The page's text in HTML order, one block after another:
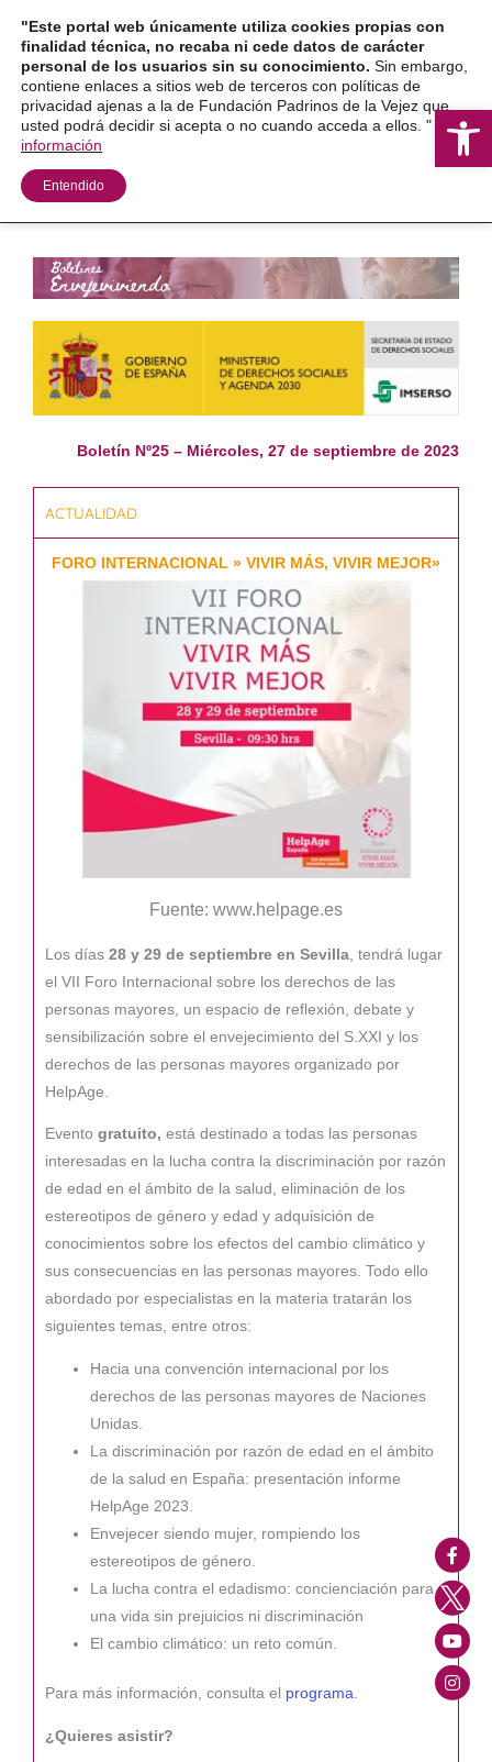
contenido
Boletín Nº25 – Miércoles, 27 de septiembre de 2023
ACTUALIDAD
FORO INTERNACIONAL » VIVIR MÁS, VIVIR MEJOR»
Fuente: www.helpage.es
Los días 28 y 29 de septiembre en Sevilla , tendrá lugar
el VII Foro Internacional sobre los derechos de las
personas mayores, un espacio de reflexión, debate y
sensibilización sobre el envejecimiento del S.XXI y los
derechos de las personas mayores organizado por
HelpAge.
Evento gratuito, está destinado a todas las personas
interesadas en la lucha contra la discriminación por razón
de edad en el ámbito de la salud, eliminación de los
estereotipos de género y edad y adquisición de
conocimientos sobre los efectos del cambio climático y
sus consecuencias en las personas mayores. Todo ello
abordado por especialistas en la materia tratarán los
siguientes temas, entre otros:
Hacia una convención internacional por los
derechos de las personas mayores de Naciones
Unidas.
La discriminación por razón de edad en el ámbito
de la salud en España: presentación informe
HelpAge 2023.
Envejecer siendo mujer, rompiendo los
estereotipos de género.
La lucha contra el edadismo: concienciación para
una vida sin prejuicios ni discriminación
El cambio climático: un reto común.
Para más información, consulta el programa.
¿Quieres asistir?
"Este portal web únicamente utiliza cookies propias con
finalidad técnica, no recaba ni cede datos de carácter
personal de los usuarios sin su conocimiento. Sin embargo,
contiene enlaces a sitios web de terceros con políticas de
privacidad ajenas a la de Fundación Padrinos de la Vejez que
usted podrá decidir si acepta o no cuando acceda a ellos. "
Más
información
Entendido